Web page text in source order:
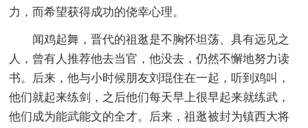
力，而希望获得成功的侥幸心理。
闻鸡起舞，晋代的祖逖是不胸怀坦荡、具有远见之
人，曾有人推荐他去当官，他没去，仍然不懈地努力读
书。后来，他与小时候朋友刘琨住在一起，听到鸡叫，
他们就起来练剑，之后他们每天早上很早起来就练武，
他们成为能武能文的全才。后来，祖逖被封为镇西大将